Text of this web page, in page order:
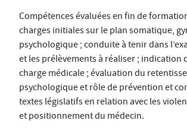
Compétences évaluées en fin de
charges initiales sur le plan somatique,
psychologique ; conduite à tenir dans
et les prélèvements à réaliser ; indication
charge médicale ; évaluation du
psychologique et rôle de prévention et
textes législatifs en relation avec les
et positionnement du médecin.